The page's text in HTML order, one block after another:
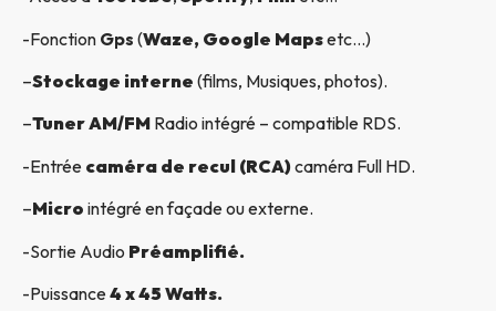
-Fonction Gps (Waze, Google Mapsetc…)
–Stockage interne (films, Musiques, photos).
–Tuner AM/FM Radio intégré – compatible RDS.
-Entrée caméra de recul (RCA)caméra Full HD.
–Micro intégré en façade ou externe.
-Sortie Audio Préamplifié.
-Puissance4 x 45 Watts.